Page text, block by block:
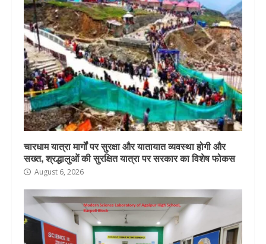
चारधाम यात्रा मार्गों पर सुरक्षा और यातायात व्यवस्था होगी और
सख्त, श्रद्धालुओं की सुरक्षित यात्रा पर सरकार का विशेष फोकस
August 6, 2026